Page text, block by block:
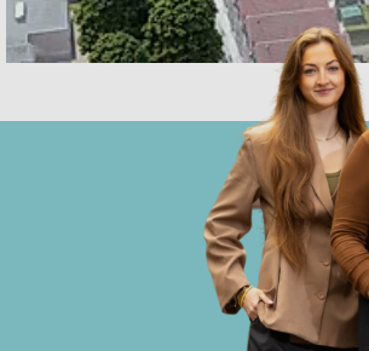
Huren aan de
€ 1.375,- tot € 1.895,-